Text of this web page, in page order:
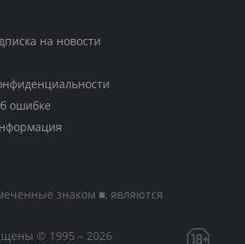
на новости
ошибке
знаком ■, являются
© 1995 – 2026